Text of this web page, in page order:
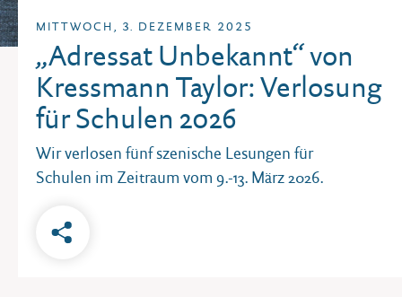
MITTWOCH, 3. DEZEMBER 2025
„Adressat Unbekannt“ von
Kressmann Taylor: Verlosung
für Schulen 2026
Wir verlosen fünf szenische Lesungen für
Schulen im Zeitraum vom 9.-13. März 2026.